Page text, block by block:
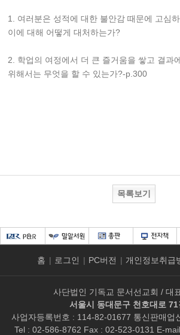
1. 여러분은 성적에 대한 불안감 때문에 고심
이에 대해 어떻게 대처하는가?
2. 학업의 여정에서 더 큰 즐거움을 쌓고 결과
위해서는 무엇을 할 수 있는가?-p.300
목록보기
홈 | 로그인 | PC버전 | 개인정보취급
사단법인 기독교 문서선교회 / 대
서울시 동대문구 천호대로
사업자등록번호 : 114-82-01677 통신판매업
Tel : 02-586-8762 Fax : 02-523-0131 E-